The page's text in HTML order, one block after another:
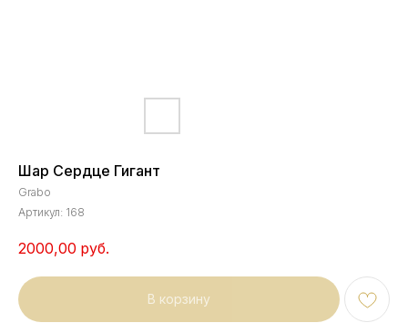
Шар Сердце Гигант
Grabo
Артикул: 168
2000,00 руб.
В корзину